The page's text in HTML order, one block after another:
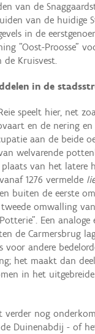
van de
van de huidige
in de
"Oost-Proosse"
de Kruisvest.
in de
speelt hier, net
en de nering
aan de beide
welvarende
van het latere
1276 vermelde
buiten de eerste
omwalling
Een
de Carmersbrug
voor andere
het maakt dan
in het
nog
Duinenabdij - of